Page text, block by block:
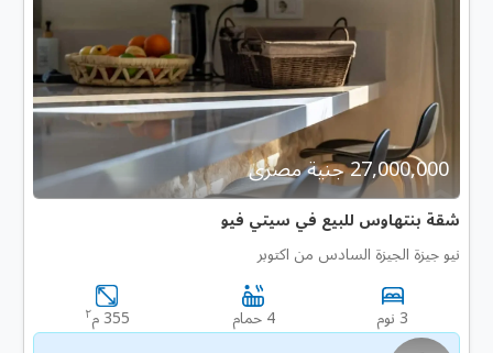
27,000,000 جنية مصرى
شقة بنتهاوس للبيع في سيتي فيو
نيو جيزة الجيزة السادس من اكتوبر
3 نوم 4 حمام 355 م ٢